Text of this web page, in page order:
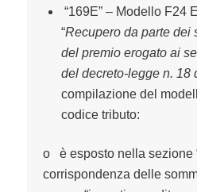
“169E” – Modello F24
“Recupero da parte dei
del premio erogato ai
del decreto-legge n. 18
compilazione del
codice tributo:
o è esposto nella sezione
corrispondenza delle